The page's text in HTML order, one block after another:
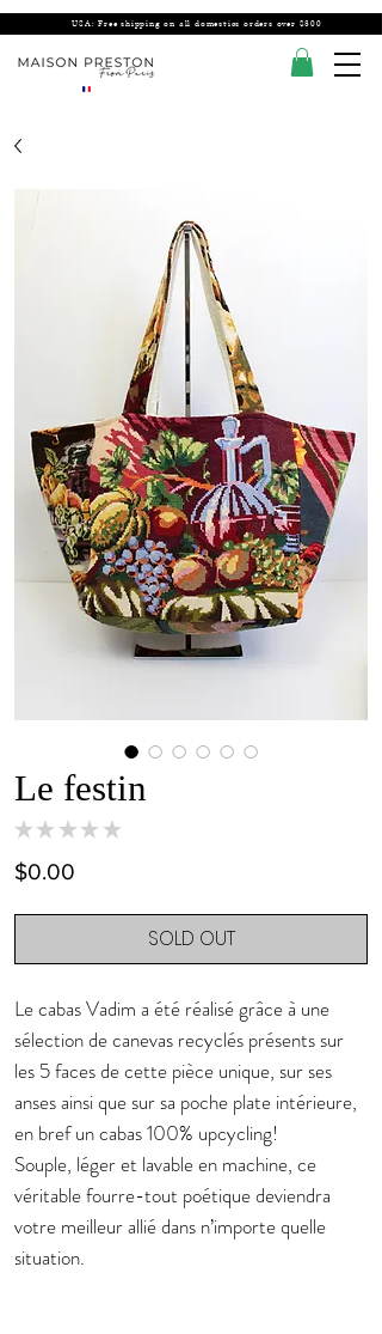
USA: Free shipping on all domestics orders over $300
Le festin
★ ★ ★ ★ ★
$0.00
SOLD OUT
Le cabas Vadim a été réalisé grâce à une
sélection de canevas recyclés présents sur
les 5 faces de cette pièce unique, sur ses
anses ainsi que sur sa poche plate intérieure,
en bref un cabas 100% upcycling!
Souple, léger et lavable en machine, ce
véritable fourre-tout poétique deviendra
votre meilleur allié dans n’importe quelle
situation.